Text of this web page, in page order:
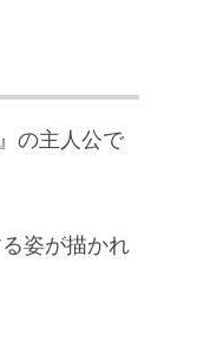
の主人公で
姿が描かれ